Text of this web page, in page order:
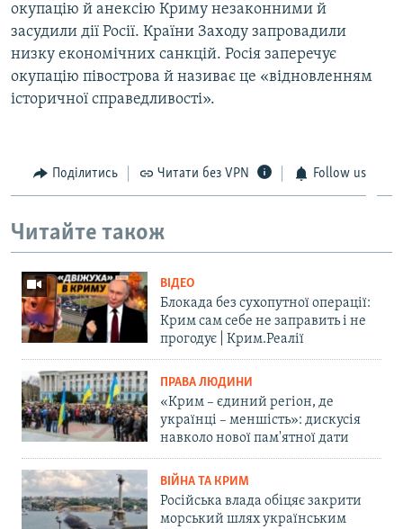
окупацію й анексію Криму незаконними й
засудили дії Росії. Країни Заходу запровадили
низку економічних санкцій. Росія заперечує
окупацію півострова й називає це «відновленням
історичної справедливості».
Поділитись Читати без VPN Follow us
Читайте також
ВІДЕО
Блокада без сухопутної операції:
Крим сам себе не заправить і не
прогодує | Крим.Реалії
ПРАВА ЛЮДИНИ
«Крим – єдиний регіон, де
українці – меншість»: дискусія
навколо нової пам'ятної дати
ВІЙНА ТА КРИМ
Російська влада обіцяє закрити
морський шлях українським